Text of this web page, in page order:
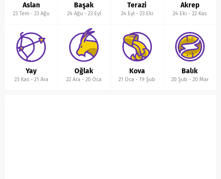
Aslan
23 Tem -23 Ağu
Başak
24 Ağu- 23 Eyl
Terazi
24 Eyl- 23 Eki
Akrep
24 Eki -22 Kas
Yay
23 Kas- 21 Ara
Oğlak
22 Ara -20 Oca
Kova
21 Oca -19 Şub
Balık
20 Şub - 20 Mar